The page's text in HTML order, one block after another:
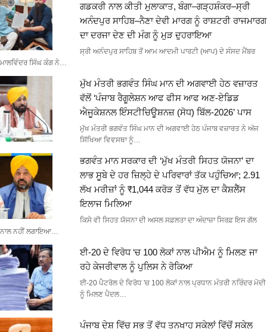
ਗਡਕਰੀ ਨਾਲ ਕੀਤੀ ਮੁਲਾਕਾਤ, ਬੰਗਾ–ਗੜ੍ਹਸ਼ੰਕਰ–ਸ੍ਰੀ
ਅਨੰਦਪੁਰ ਸਾਹਿਬ–ਨੈਣਾ ਦੇਵੀ ਮਾਰਗ ਨੂੰ ਰਾਸ਼ਟਰੀ ਰਾਜਮਾਰਗ
ਦਾ ਦਰਜਾ ਦੇਣ ਦੀ ਮੰਗ ਨੂੰ ਮੁੜ ਦੁਹਰਾਇਆ
ਸ੍ਰੀ ਅਨੰਦਪੁਰ ਸਾਹਿਬ ਤੋਂ ਆਮ ਆਦਮੀ ਪਾਰਟੀ (ਆਪ) ਦੇ ਸੰਸਦ ਮੈਂਬਰ
ਮਾਲਵਿੰਦਰ ਸਿੰਘ ਕੰਗ ਨੇ…
ਮੁੱਖ ਮੰਤਰੀ ਭਗਵੰਤ ਸਿੰਘ ਮਾਨ ਦੀ ਅਗਵਾਈ ਹੇਠ ਵਜ਼ਾਰਤ
ਵੱਲੋਂ ‘ਪੰਜਾਬ ਰੈਗੂਲੇਸ਼ਨ ਆਫ ਫੀਸ ਆਫ ਅਣ-ਏਡਿਡ
ਐਜੂਕੇਸ਼ਨਲ ਇੰਸਟੀਚਿਊਸ਼ਨਜ਼ (ਸੋਧ) ਬਿੱਲ-2026’ ਪਾਸ
ਮੁੱਖ ਮੰਤਰੀ ਭਗਵੰਤ ਸਿੰਘ ਮਾਨ ਦੀ ਅਗਵਾਈ ਹੇਠ ਪੰਜਾਬ ਵਜ਼ਾਰਤ ਨੇ ਅੱਜ
ਸਿੱਖਿਆ ਵਿਵਸਥਾ ਨੂੰ…
ਭਗਵੰਤ ਮਾਨ ਸਰਕਾਰ ਦੀ ‘ਮੁੱਖ ਮੰਤਰੀ ਸਿਹਤ ਯੋਜਨਾ’ ਦਾ
ਲਾਭ ਸੂਬੇ ਦੇ ਹਰ ਜ਼ਿਲ੍ਹੇ ਦੇ ਪਰਿਵਾਰਾਂ ਤੱਕ ਪਹੁੰਚਿਆ; 2.91
ਲੱਖ ਮਰੀਜ਼ਾਂ ਨੂੰ ₹1,044 ਕਰੋੜ ਤੋਂ ਵੱਧ ਮੁੱਲ ਦਾ ਕੈਸ਼ਲੈੱਸ
ਇਲਾਜ ਮਿਲਿਆ
ਕਿਸੇ ਵੀ ਸਿਹਤ ਯੋਜਨਾ ਦੀ ਅਸਲ ਸਫ਼ਲਤਾ ਦਾ ਅੰਦਾਜ਼ਾ ਸਿਰਫ਼ ਇਸ ਗੱਲ
ਨਾਲ ਨਹੀਂ ਲਗਾਇਆ…
ਈ-20 ਦੇ ਵਿਰੋਧ ‘ਚ 100 ਲੋਕਾਂ ਨਾਲ ਪੀਐਮ ਨੂੰ ਮਿਲਣ ਜਾ
ਰਹੇ ਕੇਜਰੀਵਾਲ ਨੂੰ ਪੁਲਿਸ ਨੇ ਰੋਕਿਆ
ਈ-20 ਪੈਟਰੋਲ ਦੇ ਵਿਰੋਧ 'ਚ 100 ਲੋਕਾਂ ਨਾਲ ਪ੍ਰਧਾਨ ਮੰਤਰੀ ਨਰਿੰਦਰ ਮੋਦੀ
ਨੂੰ ਮਿਲਣ ਪੈਦਲ…
ਪੰਜਾਬ ਦੇਸ਼ ਵਿੱਚ ਸਭ ਤੋਂ ਵੱਧ ਤਨਖਾਹ ਸਕੇਲਾਂ ਵਿੱਚੋਂ ਸਕੇਲ